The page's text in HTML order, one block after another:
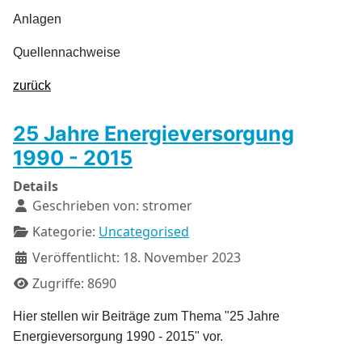
Anlagen
Quellennachweise
zurück
25 Jahre Energieversorgung
1990 - 2015
Details
Geschrieben von: stromer
Kategorie: Uncategorised
Veröffentlicht: 18. November 2023
Zugriffe: 8690
Hier stellen wir Beiträge zum Thema "25 Jahre
Energieversorgung 1990 - 2015" vor.